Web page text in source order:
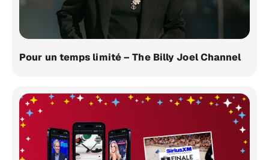
Pour un temps limité – The Billy Joel Channel